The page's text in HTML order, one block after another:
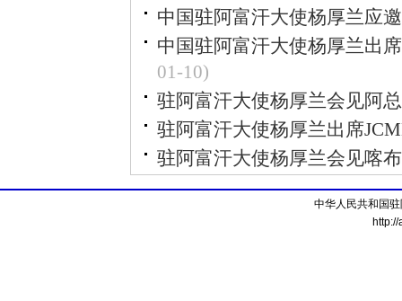
中国驻阿富汗大使杨厚兰应
中国驻阿富汗大使杨厚兰出
01-10)
驻阿富汗大使杨厚兰会见阿
驻阿富汗大使杨厚兰出席
驻阿富汗大使杨厚兰会见喀
中华人民共和国